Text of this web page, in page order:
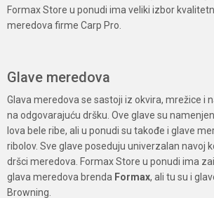
Formax Store u ponudi ima veliki izbor
meredova firme Carp Pro.
Glave meredova
Glava meredova se sastoji iz okvira, mrežice i
na odgovarajuću dršku. Ove glave su
lova bele ribe, ali u ponudi su takođe i glave
ribolov. Sve glave poseduju univerzalan navoj
dršci meredova. Formax Store u ponudi ima
glava meredova brenda Formax, ali tu su i
Browning.